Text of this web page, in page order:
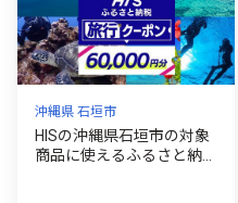
沖縄県 石垣市
HISの沖縄県石垣市の対象
商品に使えるふるさと納税